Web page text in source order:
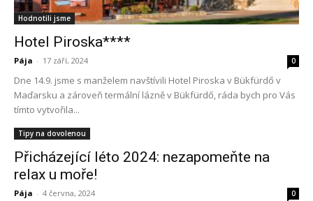
Hodnotili jsme
Hotel Piroska****
Pája - 17 září, 2024 0
Dne 14.9. jsme s manželem navštívili Hotel Piroska v Bükfürdő v
Maďarsku a zároveň termální lázně v Bükfürdő, ráda bych pro Vás
tímto vytvořila...
Tipy na dovolenou
Přicházející léto 2024: nezapomeňte na
relax u moře!
Pája - 4 června, 2024 0